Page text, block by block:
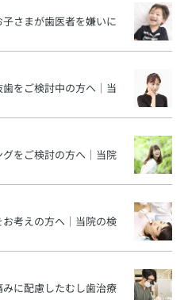
さまが歯医者を嫌いに
をご検討中の方へ｜当
をご検討の方へ｜当院
考えの方へ｜当院の検
に配慮したむし歯治療